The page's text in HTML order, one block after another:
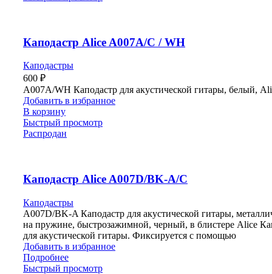
Каподастр Alice A007A/C / WH
Каподастры
600 ₽
A007A/WH Каподастр для акустической гитары, белый,
Добавить в избранное
В корзину
Быстрый просмотр
Распродан
Каподастр Alice A007D/BK-A/C
Каподастры
A007D/BK-A Каподастр для акустической гитары,
на пружине, быстрозажимной, черный, в блистере Alice
для акустической гитары. Фиксируется с помощью
Добавить в избранное
Подробнее
Быстрый просмотр